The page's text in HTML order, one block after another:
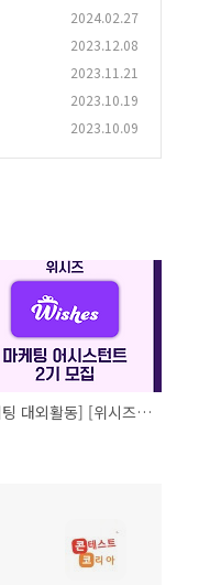
2024.02.27
2023.12.08
2023.11.21
2023.10.19
2023.10.09
[마케팅 대외활동] [위시즈] 마케팅 어시스턴트 2기 모집